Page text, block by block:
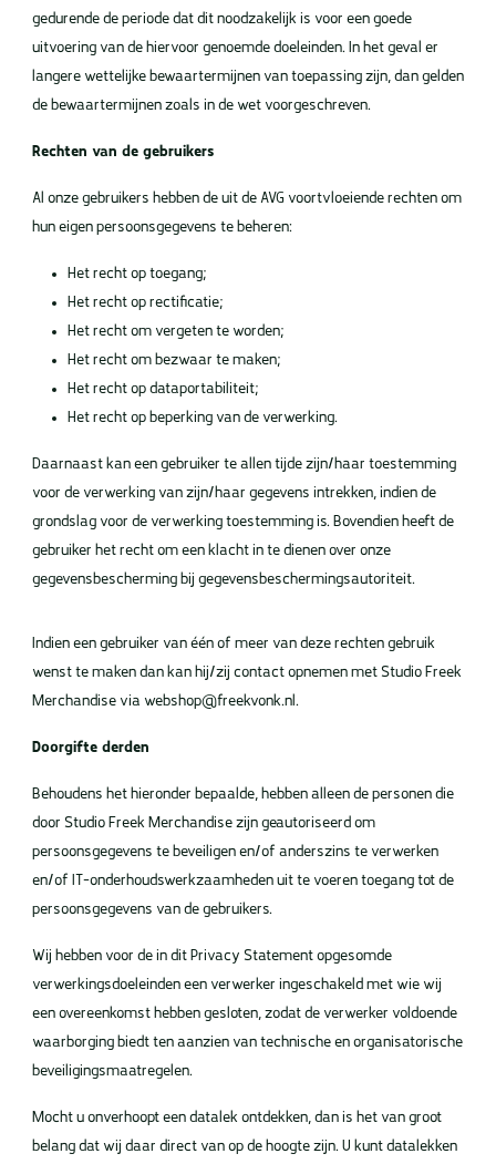
gedurende de periode dat dit noodzakelijk is voor een goede
uitvoering van de hiervoor genoemde doeleinden. In het geval er
langere wettelijke bewaartermijnen van toepassing zijn, dan gelden
de bewaartermijnen zoals in de wet voorgeschreven.
Rechten van de gebruikers
Al onze gebruikers hebben de uit de AVG voortvloeiende rechten om
hun eigen persoonsgegevens te beheren:
Het recht op toegang;
Het recht op rectificatie;
Het recht om vergeten te worden;
Het recht om bezwaar te maken;
Het recht op dataportabiliteit;
Het recht op beperking van de verwerking.
Daarnaast kan een gebruiker te allen tijde zijn/haar toestemming
voor de verwerking van zijn/haar gegevens intrekken, indien de
grondslag voor de verwerking toestemming is. Bovendien heeft de
gebruiker het recht om een klacht in te dienen over onze
gegevensbescherming bij gegevensbeschermingsautoriteit.
Indien een gebruiker van één of meer van deze rechten gebruik
wenst te maken dan kan hij/zij contact opnemen met Studio Freek
Merchandise via webshop@freekvonk.nl.
Doorgifte derden
Behoudens het hieronder bepaalde, hebben alleen de personen die
door Studio Freek Merchandise zijn geautoriseerd om
persoonsgegevens te beveiligen en/of anderszins te verwerken
en/of IT-onderhoudswerkzaamheden uit te voeren toegang tot de
persoonsgegevens van de gebruikers.
Wij hebben voor de in dit Privacy Statement opgesomde
verwerkingsdoeleinden een verwerker ingeschakeld met wie wij
een overeenkomst hebben gesloten, zodat de verwerker voldoende
waarborging biedt ten aanzien van technische en organisatorische
beveiligingsmaatregelen.
Mocht u onverhoopt een datalek ontdekken, dan is het van groot
belang dat wij daar direct van op de hoogte zijn. U kunt datalekken